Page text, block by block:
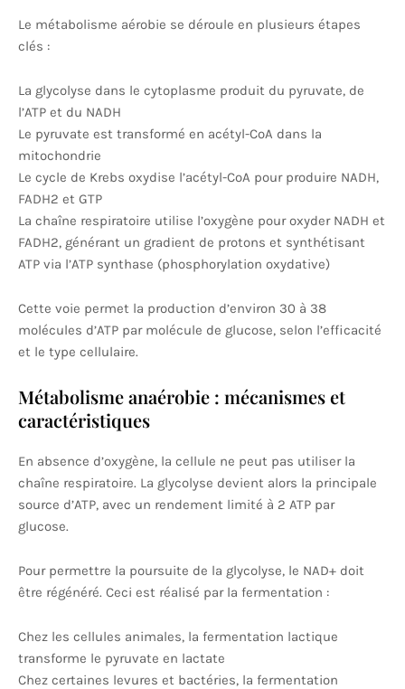
Le métabolisme aérobie se déroule en plusieurs étapes
clés :
La glycolyse dans le cytoplasme produit du pyruvate, de
l’ATP et du NADH
Le pyruvate est transformé en acétyl-CoA dans la
mitochondrie
Le cycle de Krebs oxydise l’acétyl-CoA pour produire NADH,
FADH2 et GTP
La chaîne respiratoire utilise l’oxygène pour oxyder NADH et
FADH2, générant un gradient de protons et synthétisant
ATP via l’ATP synthase (phosphorylation oxydative)
Cette voie permet la production d’environ 30 à 38
molécules d’ATP par molécule de glucose, selon l’efficacité
et le type cellulaire.
Métabolisme anaérobie : mécanismes et
caractéristiques
En absence d’oxygène, la cellule ne peut pas utiliser la
chaîne respiratoire. La glycolyse devient alors la principale
source d’ATP, avec un rendement limité à 2 ATP par
glucose.
Pour permettre la poursuite de la glycolyse, le NAD+ doit
être régénéré. Ceci est réalisé par la fermentation :
Chez les cellules animales, la fermentation lactique
transforme le pyruvate en lactate
Chez certaines levures et bactéries, la fermentation